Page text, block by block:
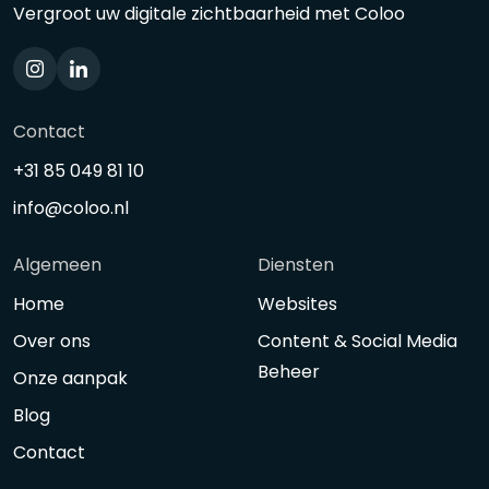
Vergroot uw digitale zichtbaarheid met Coloo
Contact
+31 85 049 81 10
info@coloo.nl
Algemeen
Home
Over ons
Onze aanpak
Blog
Contact
Diensten
Websites
Content & Social Media
Beheer